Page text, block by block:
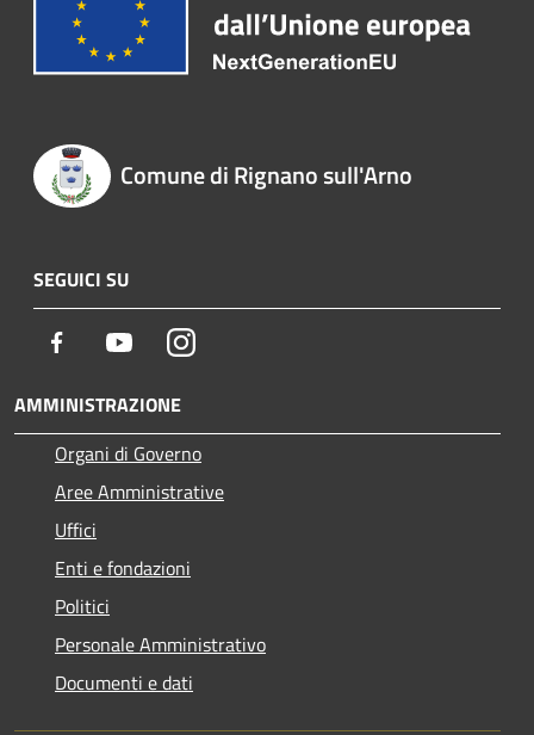
Comune di Rignano sull'Arno
SEGUICI SU
Facebook YoutubeInstagram
AMMINISTRAZIONE
Organi di Governo
Aree Amministrative
Uffici
Enti e fondazioni
Politici
Personale Amministrativo
Documenti e dati